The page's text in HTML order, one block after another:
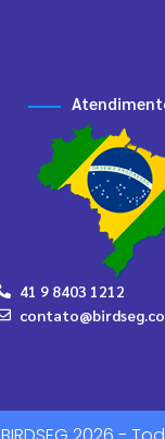
41 9 8403 1212